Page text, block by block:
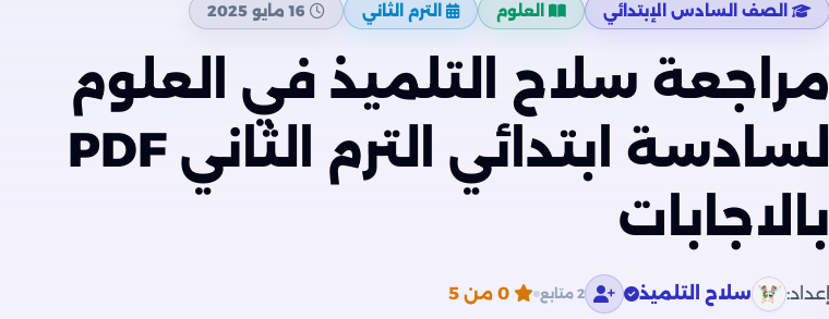
الصف السادس الإبتدائي العلوم الترم الثاني 16 مايو 2025
مراجعة سلاح التلميذ في العلوم
لسادسة ابتدائي الترم الثاني PDF
بالاجابات
إعداد: سلاح التلميذ 2 متابع 0من 5